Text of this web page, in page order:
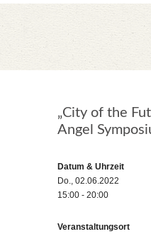
„City of the
Angel
Datum & Uhrzeit
Do., 02.06.2022
15:00 - 20:00
Veranstaltungsort